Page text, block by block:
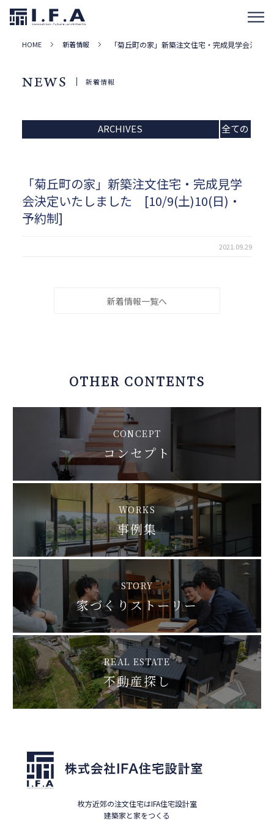
HOME 新着情報 「菊丘町の家」新築注文住宅・完成見学会決
NEWS 新着情報
ARCHIVES
全ての
「菊丘町の家」新築注文住宅・完成見学
会決定いたしました [10/9(土)10(日)・
予約制]
2021.09.29
新着情報一覧へ
OTHER CONTENTS
CONCEPT
コンセプト
WORKS
事例集
STORY
家づくりストーリー
REAL ESTATE
不動産探し
枚方近郊の注文住宅はIFA住宅設計室
建築家と家をつくる